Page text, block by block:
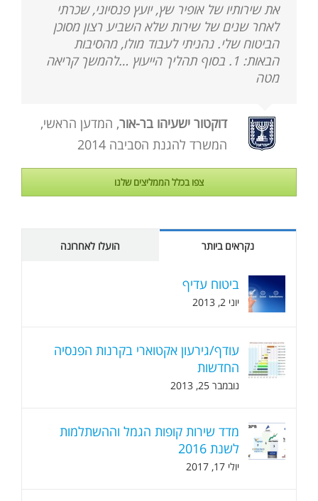
את שירותיו של אופיר שץ, יועץ פנסיוני, שכרתי
לאחר שנים של שירות שלא השביע רצון מסוכן
הביטוח שלי. נהניתי לעבוד מולו, מהסיבות
הבאות: 1. בסוף תהליך הייעוץ …להמשך קריאה
מטה
דוקטור ישעיהו בר-אור, המדען הראשי,
המשרד להגנת הסביבה 2014
צפו בכלל הממליצים שלנו
נקראים ביותר הועלו לאחרונה
ביטוח עדיף
יוני 2, 2013
עודף/גירעון אקטוארי בקרנות הפנסיה
החדשות
נובמבר 25, 2013
מדד שירות קופות הגמל וההשתלמות
לשנת 2016
יולי 17, 2017